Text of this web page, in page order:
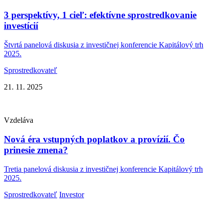
3 perspektívy, 1 cieľ: efektívne sprostredkovanie
investícií
Štvrtá panelová diskusia z investičnej konferencie Kapitálový trh
2025.
Sprostredkovateľ
21. 11. 2025
Vzdeláva
Nová éra vstupných poplatkov a provízií. Čo
prinesie zmena?
Tretia panelová diskusia z investičnej konferencie Kapitálový trh
2025.
Sprostredkovateľ Investor